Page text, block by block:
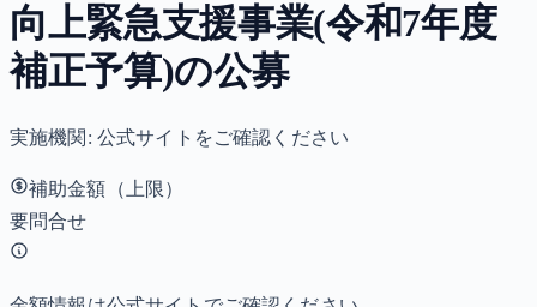
向上緊急支援事業(令和7年度
補正予算)の公募
実施機関: 公式サイトをご確認ください
補助金額（上限）
要問合せ